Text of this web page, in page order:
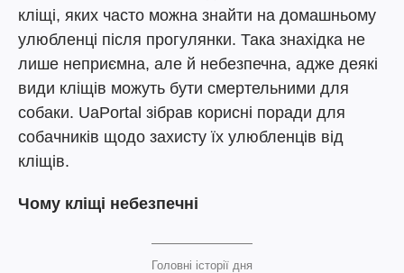
кліщі, яких часто можна знайти на домашньому
улюбленці після прогулянки. Така знахідка не
лише неприємна, але й небезпечна, адже деякі
види кліщів можуть бути смертельними для
собаки. UaPortal зібрав корисні поради для
собачників щодо захисту їх улюбленців від
кліщів.
Чому кліщі небезпечні
Головні історії дня